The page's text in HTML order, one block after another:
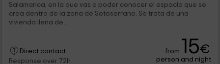
Salamanca, en la que vas a poder conocer el espacio que se
crea dentro de la zona de Sotoserrano. Se trata de una
vivienda llena de...
Direct contact
Response over 72h
from 15€
person and night